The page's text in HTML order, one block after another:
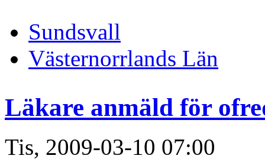
Sundsvall
Västernorrlands Län
Läkare anmäld för
Tis, 2009-03-10 07:00